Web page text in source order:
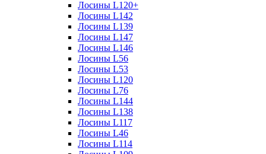
Лосины L120+
Лосины L142
Лосины L139
Лосины L147
Лосины L146
Лосины L56
Лосины L53
Лосины L120
Лосины L76
Лосины L144
Лосины L138
Лосины L117
Лосины L46
Лосины L114